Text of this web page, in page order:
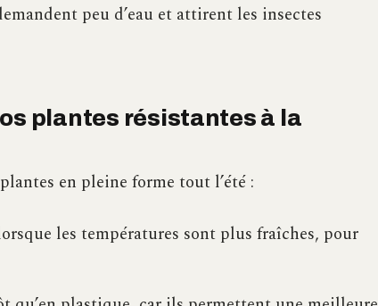
peu d’eau et attirent les insectes
plantes résistantes à la
en pleine forme tout l’été :
les températures sont plus fraîches, pour